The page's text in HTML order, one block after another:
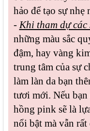
hảo để tạo sự nhẹ
-Khi tham dự các
những màu sắc
đậm, hay vàng
trung tâm của sự
làm làn da bạn
tươi mới. Nếu
hồng pink sẽ là
nổi bật mà vẫn